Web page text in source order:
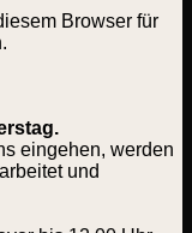
Browser für
eingehen, werden
und